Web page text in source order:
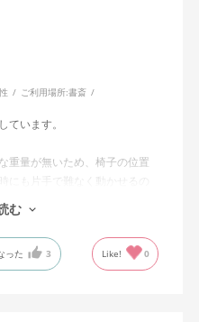
ご利用場所:書斎
ています。
重量が無いため、椅子の位置
にも片手で難なく動かせるの
沈み込みすぎないところが気
ッシュブルーで、部屋の差し
ました。とにかく動きが滑ら
む
った 3 Like! 0